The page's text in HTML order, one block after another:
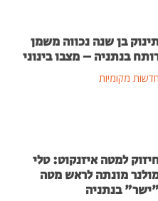
בן שנה נכווה משמן
בנתניה – מצבו בינוני
חדשות מקומיות
למטה איזנקוט: טלי
מונתה לראש מטה
בנתניה